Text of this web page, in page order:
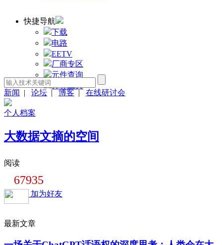
快捷导航
下载
电路
EETV
厂商专区
元件查询
计算工具
新闻
| 论坛 | 博客 | 在线研讨会
个人档案
大数据文摘的空间
阅读
67935
加为好友
最新文章